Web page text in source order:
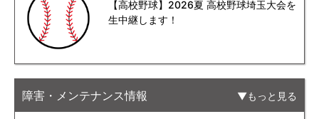
【高校野球】2026夏 高校野球埼玉大会を
生中継します！
障害・メンテナンス情報 もっと見る